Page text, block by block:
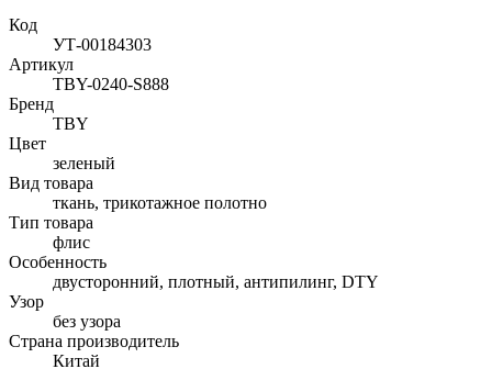
Код
УТ-00184303
Артикул
TBY-0240-S888
Бренд
TBY
Цвет
зеленый
Вид товара
ткань, трикотажное полотно
Тип товара
флис
Особенность
двусторонний, плотный, антипилинг, DTY
Узор
без узора
Страна производитель
Китай